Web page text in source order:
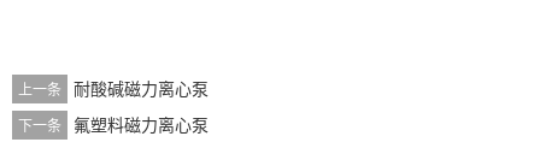
上一条 耐酸碱磁力离心泵
下一条 氟塑料磁力离心泵